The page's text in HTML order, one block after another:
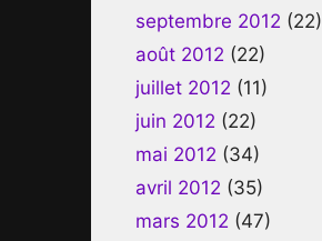
septembre 2012 (22)
août 2012 (22)
juillet 2012 (11)
juin 2012 (22)
mai 2012 (34)
avril 2012 (35)
mars 2012 (47)